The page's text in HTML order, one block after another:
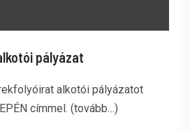
pályázat
alkotói pályázatot
címmel. (tovább…)